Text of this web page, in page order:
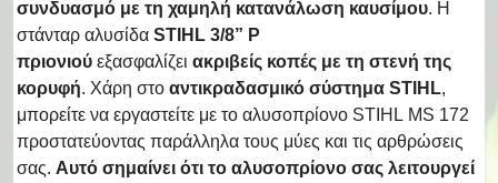
συνδυασμό με τη χαμηλή κατανάλωση καυσίμου. Η
στάνταρ αλυσίδα STIHL 3/8” P
πριονιού εξασφαλίζει ακριβείς κοπές με τη στενή της
κορυφή. Χάρη στο αντικραδασμικό σύστημα STIHL,
μπορείτε να εργαστείτε με το αλυσοπρίονο STIHL MS 172
προστατεύοντας παράλληλα τους μύες και τις αρθρώσεις
σας. Αυτό σημαίνει ότι το αλυσοπρίονο σας λειτουργεί